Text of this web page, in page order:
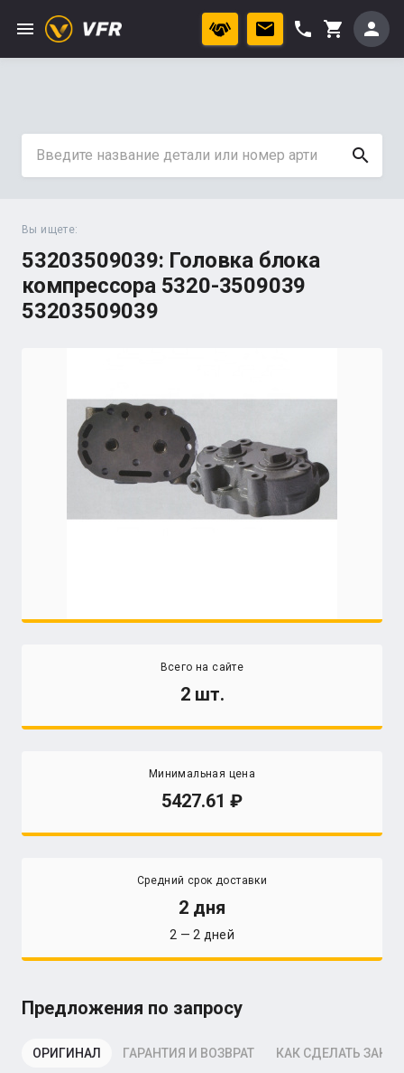
menu phone shopping_cart person
search
Вы ищете:
53203509039: Головка блока
компрессора 5320-3509039
53203509039
Всего на сайте
2 шт.
Минимальная цена
5427.61
Средний срок доставки
2 дня
2 — 2 дней
Предложения по запросу
ОРИГИНАЛ ГАРАНТИЯ И ВОЗВРАТ КАК СДЕЛАТЬ